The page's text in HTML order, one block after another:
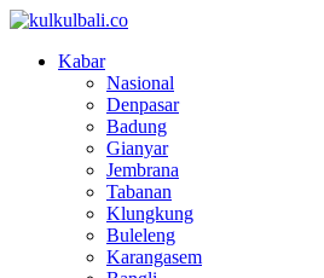
Kabar
Nasional
Denpasar
Badung
Gianyar
Jembrana
Tabanan
Klungkung
Buleleng
Karangasem